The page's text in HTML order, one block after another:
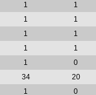
1
1
1
1
1
1
1
1
1
0
34
20
1
0